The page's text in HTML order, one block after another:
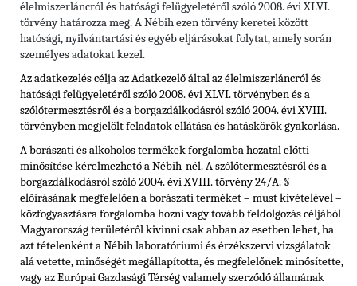
élelmiszerláncról és hatósági felügyeletéről szóló 2008. évi XLVI.
törvény határozza meg. A Nébih ezen törvény keretei között
hatósági, nyilvántartási és egyéb eljárásokat folytat, amely során
személyes adatokat kezel.
Az adatkezelés célja az Adatkezelő által az élelmiszerláncról és
hatósági felügyeletéről szóló 2008. évi XLVI. törvényben ésa
szőlőtermesztésről és a borgazdálkodásról szóló 2004. évi XVIII.
törvénybenmegjelölt feladatok ellátása és hatáskörök gyakorlása.
A borászati és alkoholos termékek forgalomba hozatal előtti
minősítése kérelmezhető a Nébih-nél. A szőlőtermesztésről és a
borgazdálkodásról szóló 2004. évi XVIII. törvény 24/A. §
előírásának megfelelően a borászati terméket – must kivételével –
közfogyasztásra forgalomba hozni vagy tovább feldolgozás céljából
Magyarország területéről kivinni csak abban az esetben lehet, ha
azt tételenként a Nébih laboratóriumi és érzékszervi vizsgálatok
alá vetette, minőségét megállapította, és megfelelőnek minősítette,
vagy az Európai Gazdasági Térség valamely szerződő államának